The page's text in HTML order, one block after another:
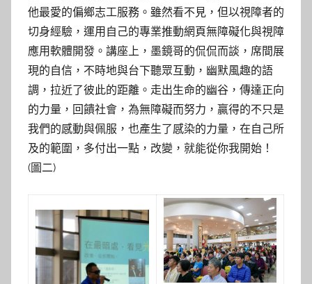
他最愛的偏鄉志工服務。雖然看不見，但以視障者的
切身經驗，運用自己的專業推動網頁無障礙化與視障
應用軟體開發。講座上，墨鏡哥的侃侃而談，席間展
現的自信，不時地與台下聽眾互動，幽默風趣的語
調，拉近了彼此的距離。走出生命的幽谷，傳達正向
的力量，回饋社會，為無障礙而努力，贏得的不只是
我們的感動與佩服，也產生了感染的力量，在自己所
及的範圍，多付出一點，改變，就能從你我開始！
(圖二)